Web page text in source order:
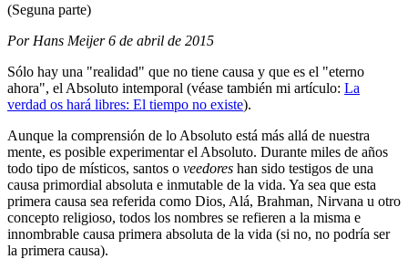
(Seguna parte)
Por Hans Meijer6 de abril de 2015
Sólo hay una "realidad" que no tiene causa y que es el "eterno
ahora", el Absoluto intemporal (véase también mi artículo: La
verdad os hará libres: El tiempo no existe).
Aunque la comprensión de lo Absoluto está más allá de nuestra
mente, es posible experimentar el Absoluto. Durante miles de años
todo tipo de místicos, santos o veedores han sido testigos de una
causa primordial absoluta e inmutable de la vida. Ya sea que esta
primera causa sea referida como Dios, Alá, Brahman, Nirvana u otro
concepto religioso, todos los nombres se refieren a la misma e
innombrable causa primera absoluta de la vida (si no, no podría ser
la primera causa).